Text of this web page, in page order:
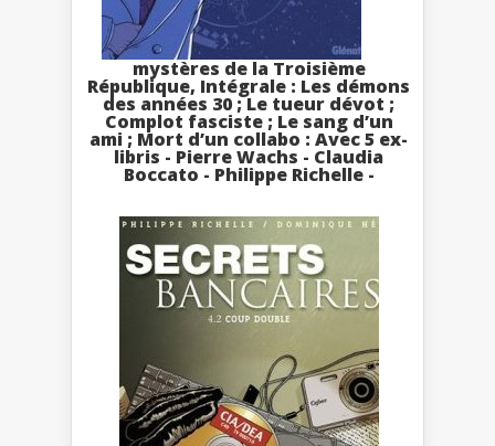
mystères de la Troisième
République, Intégrale : Les démons
des années 30 ; Le tueur dévot ;
Complot fasciste ; Le sang d’un
ami ; Mort d’un collabo : Avec 5 ex-
libris - Pierre Wachs - Claudia
Boccato - Philippe Richelle -